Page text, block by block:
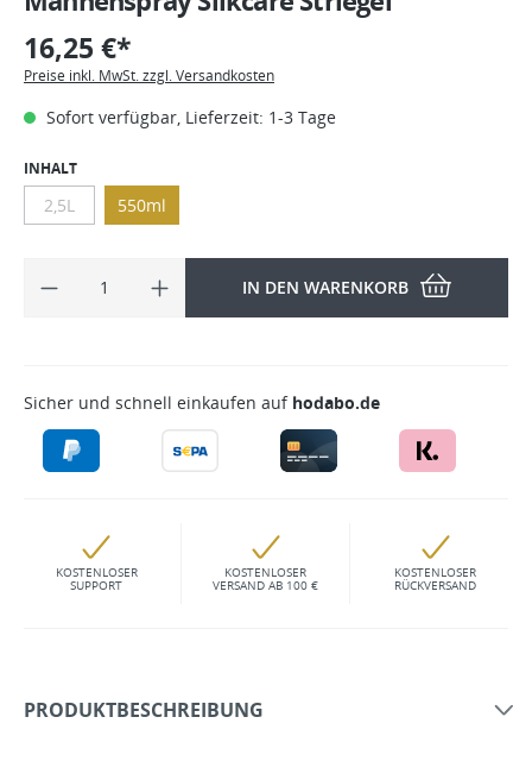
16,25 €*
Preise inkl. MwSt. zzgl. Versandkosten
Sofort verfügbar, Lieferzeit: 1-3 Tage
INHALT
2,5L 550ml
IN DEN WARENKORB
Sicher und schnell einkaufen auf hodabo.de
KOSTENLOSER
SUPPORT
KOSTENLOSER
VERSAND AB 100 €
KOSTENLOSER
RÜCKVERSAND
PRODUKTBESCHREIBUNG